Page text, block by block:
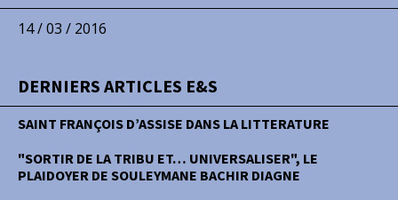
14 / 03 / 2016
DERNIERS ARTICLES E&S
SAINT FRANÇOIS D’ASSISE DANS LA LITTERATURE
"SORTIR DE LA TRIBU ET… UNIVERSALISER", LE
PLAIDOYER DE SOULEYMANE BACHIR DIAGNE